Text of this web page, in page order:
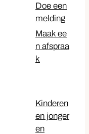
Doe een
melding
Maak ee
n afspraa
k
Kinderen
en jonger
en